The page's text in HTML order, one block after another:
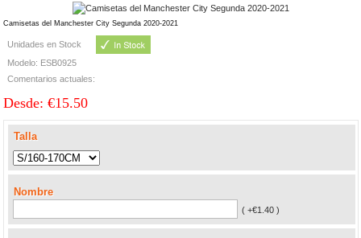
Camisetas del Manchester City Segunda 2020-2021
Unidades en Stock
Modelo: ESB0925
Comentarios actuales:
Desde: €15.50
Talla
Nombre
( +€1.40 )